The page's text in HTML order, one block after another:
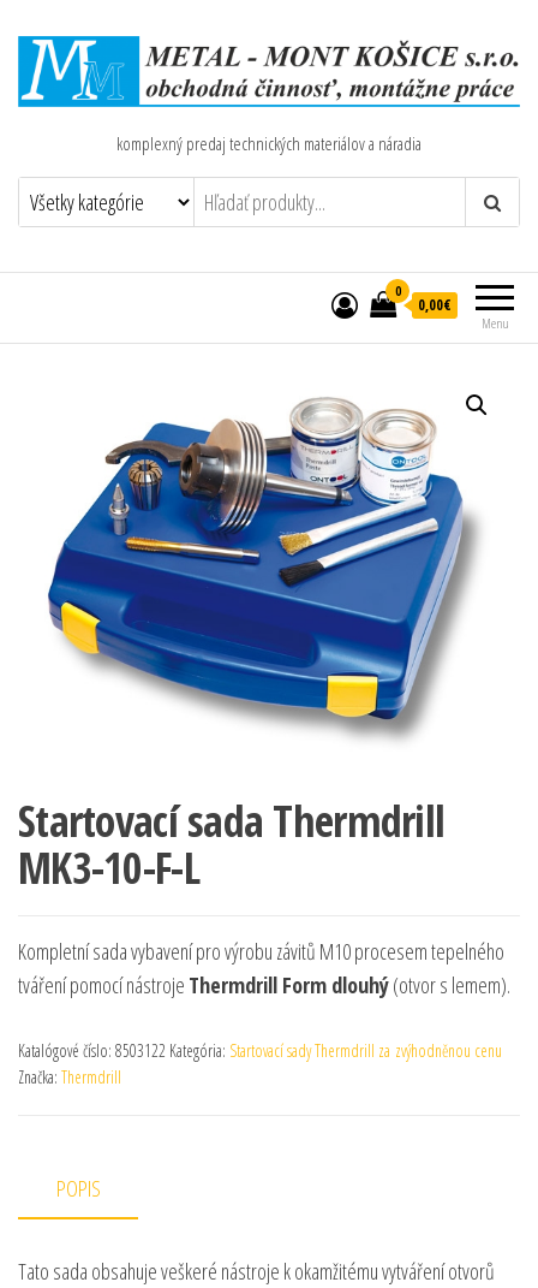
komplexný predaj technických materiálov a náradia
Menu
0
0,00€
Startovací sada Thermdrill
MK3-10-F-L
Kompletní sada vybavení pro výrobu závitů M10 procesem tepelného
tváření pomocí nástroje Thermdrill Form dlouhý(otvor s lemem).
Katalógové číslo: 8503122 Kategória: Startovací sady Thermdrill za zvýhodněnou cenu
Značka: Thermdrill
POPIS
Tato sada obsahuje veškeré nástroje k okamžitému vytváření otvorů